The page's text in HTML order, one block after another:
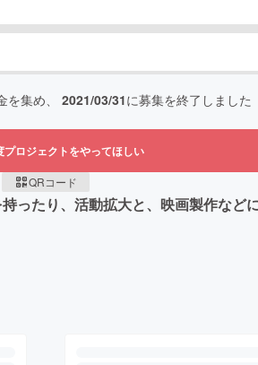
を集め、 2021/03/31に募集を終了しました
プロジェクトをやってほしい
QRコード
ったり、活動拡大と、映画製作など